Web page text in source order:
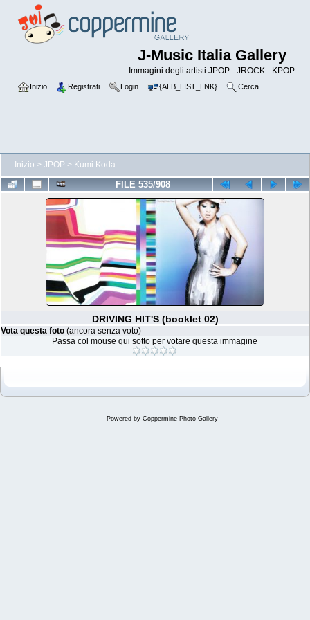
J-Music Italia Gallery
Immagini degli artisti JPOP - JROCK - KPOP
Inizio Registrati Login {ALB_LIST_LNK} Cerca
Inizio > JPOP > Kumi Koda
FILE 535/908
DRIVING HIT'S (booklet 02)
Vota questa foto (ancora senza voto)
Passa col mouse qui sotto per votare questa immagine
Powered by Coppermine Photo Gallery